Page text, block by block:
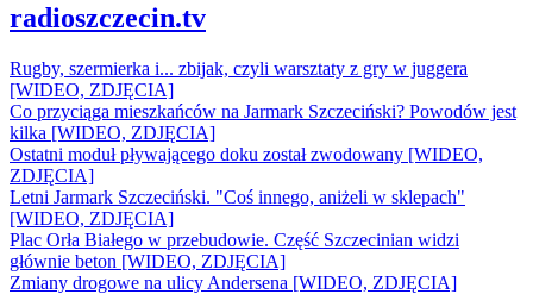
radioszczecin.tv
Rugby, szermierka i... zbijak, czyli warsztaty z gry w juggera
[WIDEO, ZDJĘCIA]
Co przyciąga mieszkańców na Jarmark Szczeciński? Powodów jest
kilka [WIDEO, ZDJĘCIA]
Ostatni moduł pływającego doku został zwodowany [WIDEO,
ZDJĘCIA]
Letni Jarmark Szczeciński. "Coś innego, aniżeli w sklepach"
[WIDEO, ZDJĘCIA]
Plac Orła Białego w przebudowie. Część Szczecinian widzi
głównie beton [WIDEO, ZDJĘCIA]
Zmiany drogowe na ulicy Andersena [WIDEO, ZDJĘCIA]